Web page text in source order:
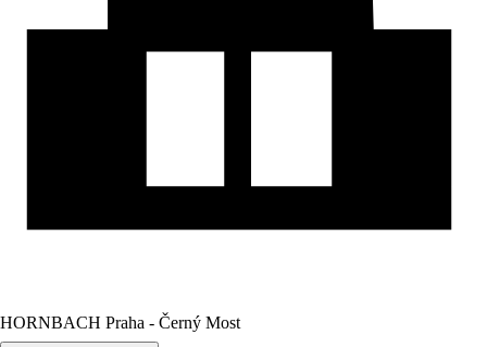
HORNBACH Praha - Černý Most